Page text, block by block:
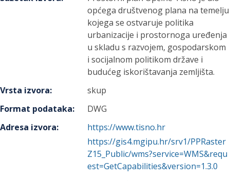
općega društvenog plana na temelju
kojega se ostvaruje politika
urbanizacije i prostornoga uređenja
u skladu s razvojem, gospodarskom
i socijalnom politikom države i
budućeg iskorištavanja zemljišta.
Vrsta izvora:
skup
Format podataka:
DWG
Adresa izvora:
https://www.tisno.hr
https://gis4.mgipu.hr/srv1/PPRaster
Z15_Public/wms?service=WMS&requ
est=GetCapabilities&version=1.3.0